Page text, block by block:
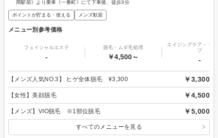
岡駅前》より乗車《一番町》にて下車後、徒歩3分
ポイントが貯まる・使える メンズ歓迎
メニュー別参考価格
フェイシャルエステ
-
脱毛・ムダ毛処理
￥4,500～
エイジングケア・リ
プ
-
【メンズ人気NO.3】 ヒゲ全体脱毛 ¥3,300 ￥3,300
【女性】美顔脱毛 ￥4,500
【メンズ】VIO脱毛 ※1部位脱毛 ￥5,000
すべてのメニューを見る